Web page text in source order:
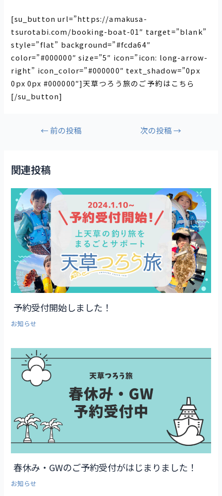
[su_button url=”https://amakusa-
tsurotabi.com/booking-boat-01″ target=”blank”
style=”flat” background=”#fcda64″
color=”#000000″ size=”5″ icon=”icon: long-arrow-
right” icon_color=”#000000″ text_shadow=”0px
0px 0px #000000″]天草つろう旅のご予約はこちら
[/su_button]
← 前の投稿 次の投稿→
関連投稿
予約受付開始しました！
お知らせ
春休み・GWのご予約受付がはじまりました！
お知らせ